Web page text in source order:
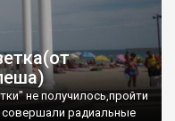
не получилось,пройти
радиальные